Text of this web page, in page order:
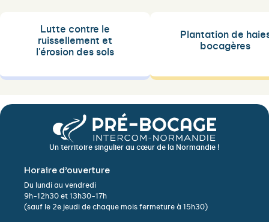
Lutte contre le
ruissellement et
l'érosion des sols
Plantation de
bocagères
Un territoire singulier au cœur de la Normandie !
Horaire d’ouverture
Du lundi au vendredi
9h-12h30 et 13h30-17h
(sauf le 2e jeudi de chaque mois fermeture à 15h30)